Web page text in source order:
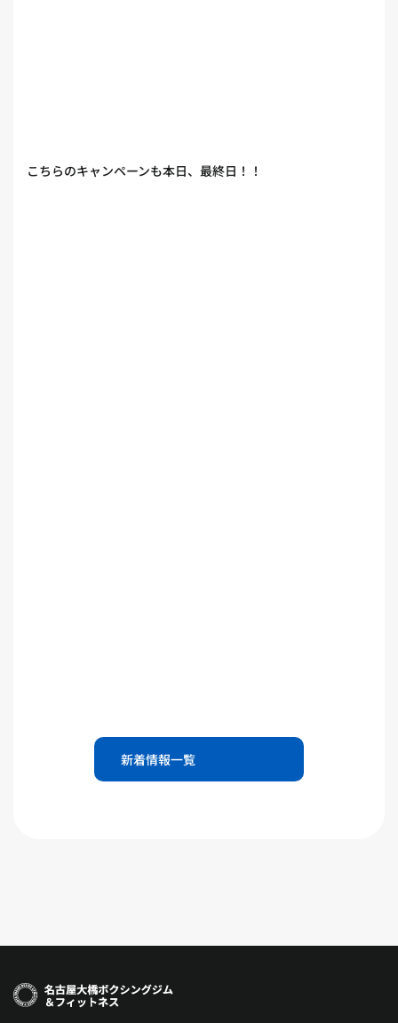
こちらのキャンペーンも本日、最終日！！
新着情報一覧